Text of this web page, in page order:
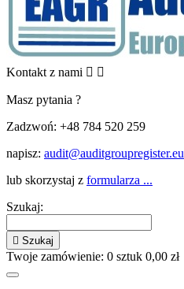
Kontakt z nami  
Masz pytania ?
Zadzwoń: +48 784 520 259
napisz: audit@auditgroupregister.eu
lub skorzystaj z formularza ...
Szukaj:
 Szukaj
Twoje zamówienie: 0 sztuk 0,00 zł